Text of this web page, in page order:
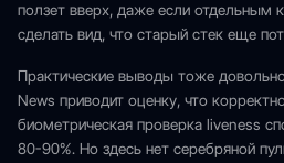
ползет вверх, даже если отдельным
сделать вид, что старый стек еще
Практические выводы тоже
News приводит оценку, что
биометрическая проверка liveness
80-90%. Но здесь нет серебряной